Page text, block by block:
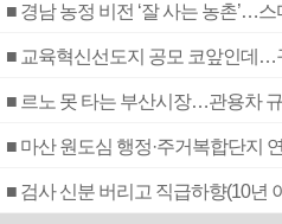
■ 경남 농정 비전 ‘잘 사는 농촌’…
■ 교육혁신선도지 공모 코앞인데…
■ 르노 못 타는 부산시장…관용차
■ 마산 원도심 행정·주거복합단지